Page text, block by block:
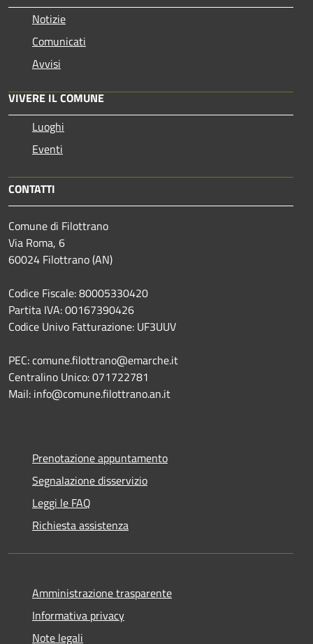
Notizie
Comunicati
Avvisi
VIVERE IL COMUNE
Luoghi
Eventi
CONTATTI
Comune di Filottrano
Via Roma, 6
60024 Filottrano (AN)
Codice Fiscale: 80005330420
Partita IVA: 00167390426
Codice Univo Fatturazione: UF3UUV
PEC: comune.filottrano@emarche.it
Centralino Unico: 071722781
Mail: info@comune.filottrano.an.it
Prenotazione appuntamento
Segnalazione disservizio
Leggi le FAQ
Richiesta assistenza
Amministrazione trasparente
Informativa privacy
Note legali